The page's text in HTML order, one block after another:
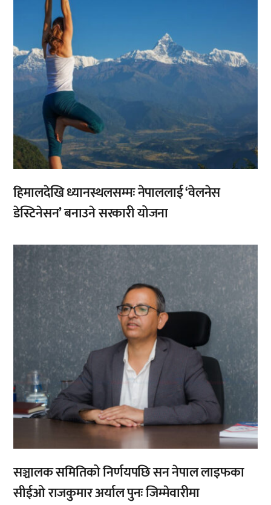
हिमालदेखि ध्यानस्थलसम्मः नेपाललाई ‘वेलनेस
डेस्टिनेसन’ बनाउने सरकारी योजना
सञ्चालक समितिको निर्णयपछि सन नेपाल लाइफका
सीईओ राजकुमार अर्याल पुनः जिम्मेवारीमा